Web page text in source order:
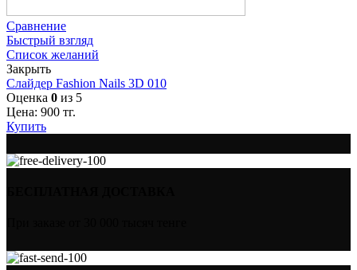
Сравнение
Быстрый взгляд
Список желаний
Закрыть
Слайдер Fashion Nails 3D 010
Оценка 0 из 5
Цена: 900 тг.
Купить